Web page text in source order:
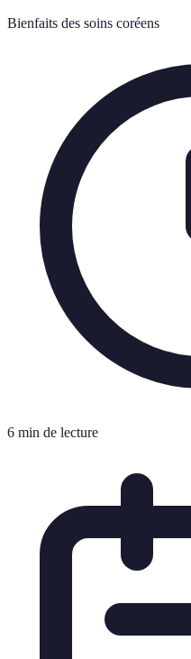
Bienfaits des soins coréens
6 min de lecture